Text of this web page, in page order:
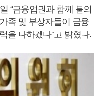
“금융업권과 함께 불의
족 및 부상자들이 금융
을 다하겠다”고 밝혔다.